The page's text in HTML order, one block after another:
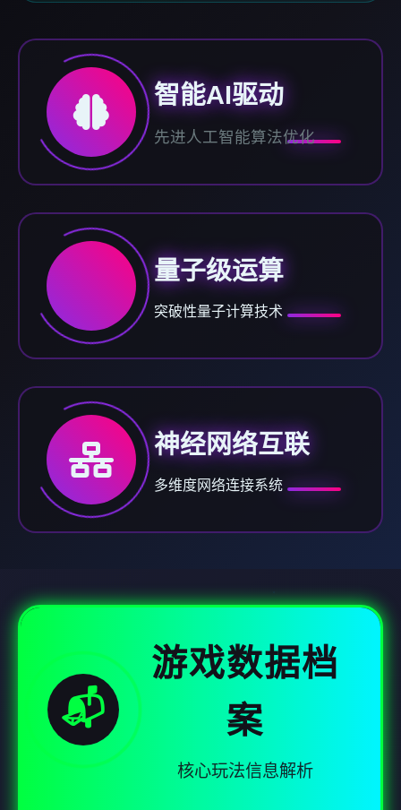
智能AI驱动
先进人工智能算法优化
量子级运算
突破性量子计算技术
神经网络互联
多维度网络连接系统
📬
游戏数据档
案
核心玩法信息解析